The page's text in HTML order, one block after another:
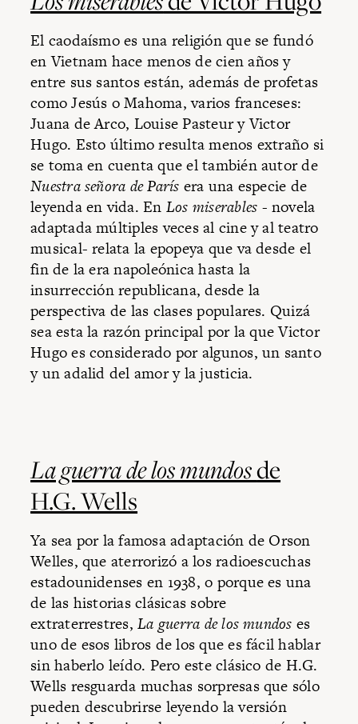
El caodaísmo es una religión que se fundó
en Vietnam hace menos de cien años y
entre sus santos están, además de profetas
como Jesús o Mahoma, varios franceses:
Juana de Arco, Louise Pasteur y Victor
Hugo. Esto último resulta menos extraño si
se toma en cuenta que el también autor de
Nuestra señora de París era una especie de
leyenda en vida. En Los miserables - novela
adaptada múltiples veces al cine y al teatro
musical- relata la epopeya que va desde el
fin de la era napoleónica hasta la
insurrección republicana, desde la
perspectiva de las clases populares. Quizá
sea esta la razón principal por la que Victor
Hugo es considerado por algunos, un santo
y un adalid del amor y la justicia.
La guerra de los mundosde
H.G. Wells
Ya sea por la famosa adaptación de Orson
Welles, que aterrorizó a los radioescuchas
estadounidenses en 1938, o porque es una
de las historias clásicas sobre
extraterrestres,La guerra de los mundos es
uno de esos libros de los que es fácil hablar
sin haberlo leído. Pero este clásico de H.G.
Wells resguarda muchas sorpresas que sólo
pueden descubrirse leyendo la versión